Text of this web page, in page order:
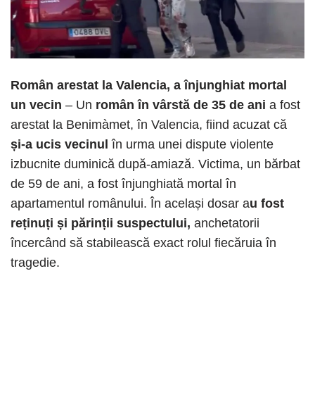
Român arestat la Valencia, a înjunghiat mortal
un vecin – Un român în vârstă de 35 de ani a fost
arestat la Benimàmet, în Valencia, fiind acuzat că
și-a ucis vecinulîn urma unei dispute violente
izbucnite duminică după-amiază. Victima, un bărbat
de 59 de ani, a fost înjunghiată mortal în
apartamentul românului. În același dosar au fost
reținuți și părinții suspectului, anchetatorii
încercând să stabilească exact rolul fiecăruia în
tragedie.